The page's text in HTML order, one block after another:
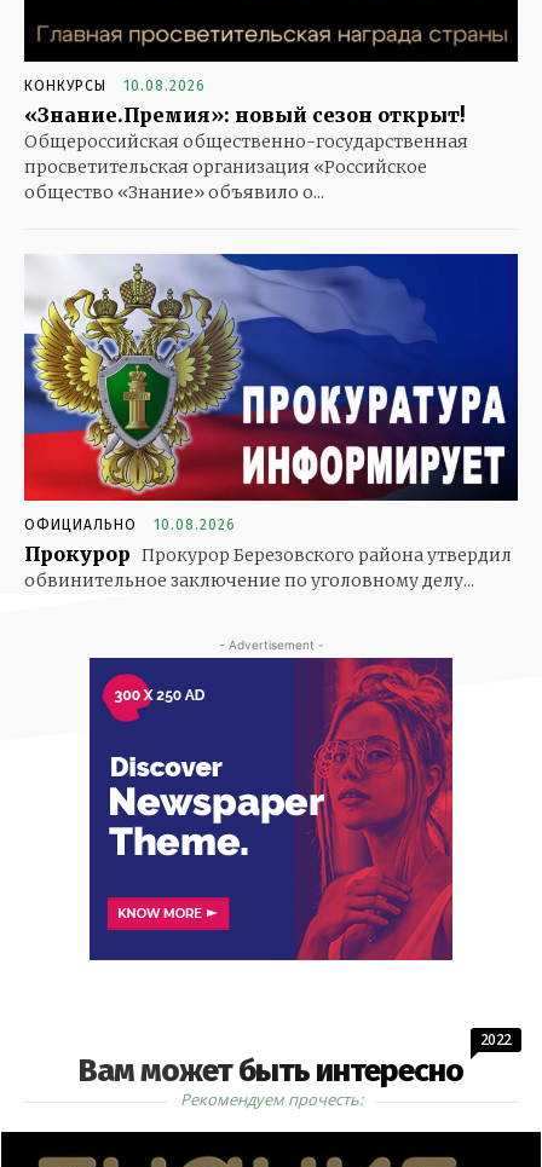
КОНКУРСЫ 10.08.2026
«Знание.Премия»: новый сезон открыт!
Общероссийская общественно-государственная
просветительская организация «Российское
общество «Знание» объявило о...
ОФИЦИАЛЬНО 10.08.2026
Прокурор Прокурор Березовского района утвердил
обвинительное заключение по уголовному делу...
- Advertisement -
Вам может быть интересно
2022
Рекомендуем прочесть: